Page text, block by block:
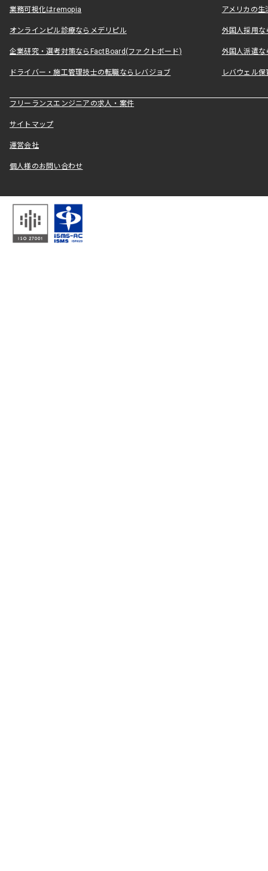
業務可視化はremopia アメリカの
オンラインピル診療ならメデリピル 外国人採用
企業研究・選考対策ならFactBoard(ファクトボード) 外国人派遣な
ドライバー・施工管理技士の転職ならレバジョブ レバウェル
フリーランスエンジニアの求人・案件
サイトマップ
運営会社
個人様のお問い合わせ